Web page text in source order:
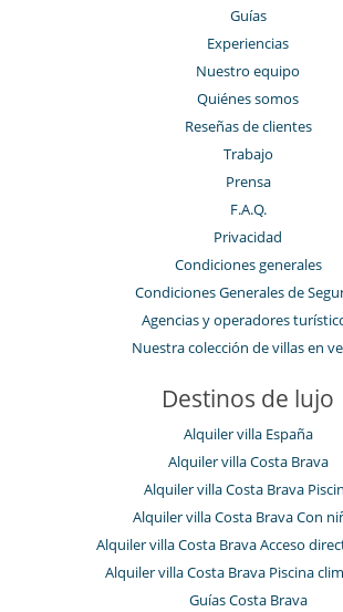
Guías
Experiencias
Nuestro equipo
Quiénes somos
Reseñas de clientes
Trabajo
Prensa
F.A.Q.
Privacidad
Condiciones generales
Condiciones Generales de
Agencias y operadores
Nuestra colección de villas en
Destinos de lujo
Alquiler villa España
Alquiler villa Costa Brava
Alquiler villa Costa Brava
Alquiler villa Costa Brava Con
Alquiler villa Costa Brava Acceso
Alquiler villa Costa Brava Piscina
Guías Costa Brava